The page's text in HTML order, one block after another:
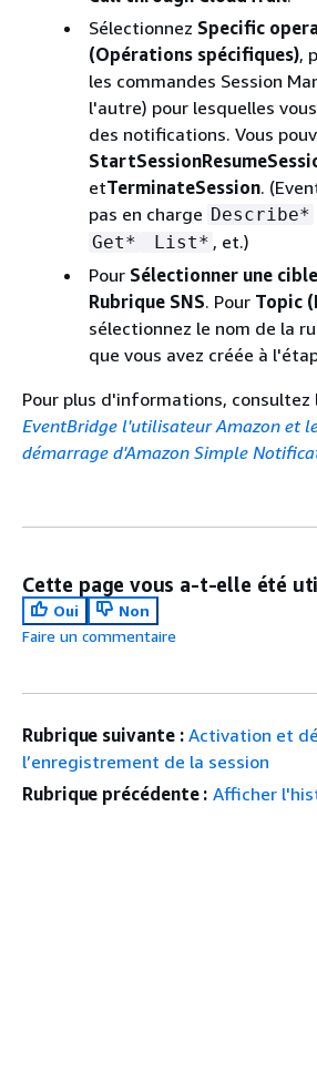
Sélectionnez Specific
(Opérations spécifiques),
les commandes Session
l'autre) pour lesquelles
des notifications. Vous
StartSession
etTerminateSession.
pas en charge Describe*
Get* List* , et.)
Pour Sélectionner une cible
Rubrique SNS. Pour Topic
sélectionnez le nom de la
que vous avez créée à
Pour plus d'informations, consultez
EventBridge l'utilisateur Amazon et
démarrage d'Amazon Simple
Cette page vous a-t-elle été
Oui
Non
Faire un commentaire
Rubrique suivante : Activation et
l’enregistrement de la session
Rubrique précédente : Afficher